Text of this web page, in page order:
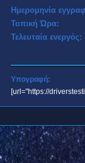
Ημερομηνία
Τοπική Ώρα:
Τελευταία ενεργός:
Υπογραφή:
[url="https://